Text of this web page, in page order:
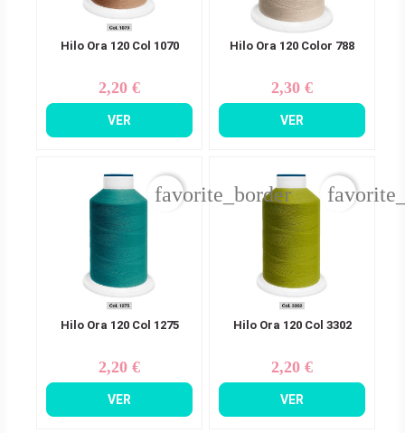
Hilo Ora 120 Col 1070
Precio
2,20 €
VER
Hilo Ora 120 Color 788
Precio
2,30 €
VER
Hilo Ora 120 Col 1275
Precio
2,20 €
VER
favorite_border
Hilo Ora 120 Col 3302
Precio
2,20 €
VER